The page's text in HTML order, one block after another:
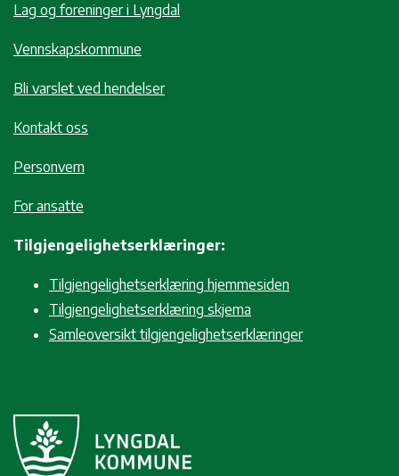
Lag og foreninger i Lyngdal
Vennskapskommune
Bli varslet ved hendelser
Kontakt oss
Personvern
For ansatte
Tilgjengelighetserklæringer:
Tilgjengelighetserklæring hjemmesiden
Tilgjengelighetserklæring skjema
Samleoversikt tilgjengelighetserklæringer